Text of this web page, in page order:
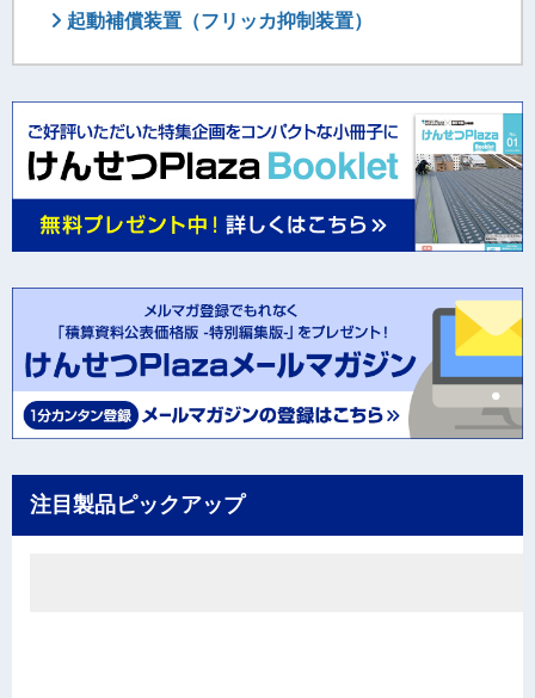
起動補償装置（フリッカ抑制装置）
注目製品ピックアップ